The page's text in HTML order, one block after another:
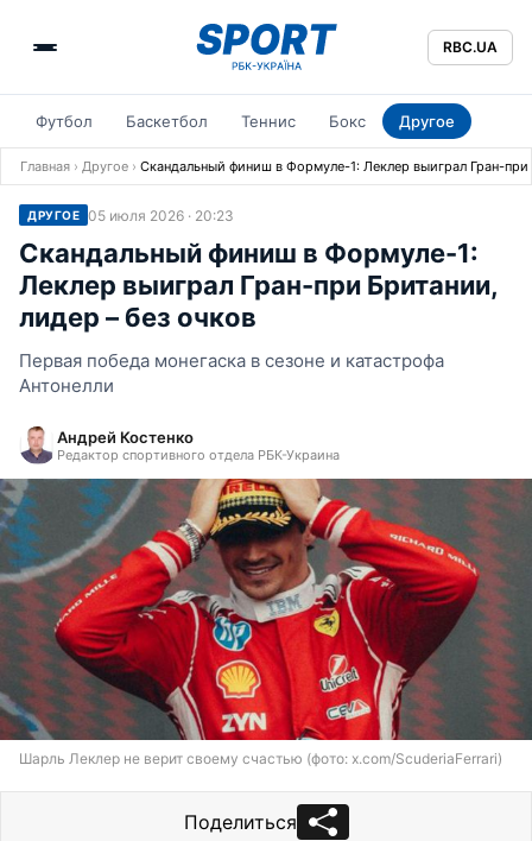
RBC.UA
Футбол Баскетбол Теннис Бокс Другое
Главная › Другое › Скандальный финиш в Формуле-1: Леклер выиграл Гран-при
ДРУГОЕ 05 июля 2026 · 20:23
Скандальный финиш в Формуле-1:
Леклер выиграл Гран-при Британии,
лидер – без очков
Первая победа монегаска в сезоне и катастрофа
Антонелли
Андрей Костенко
Редактор спортивного отдела РБК-Украина
Шарль Леклер не верит своему счастью (фото: x.com/ScuderiaFerrari)
Поделиться